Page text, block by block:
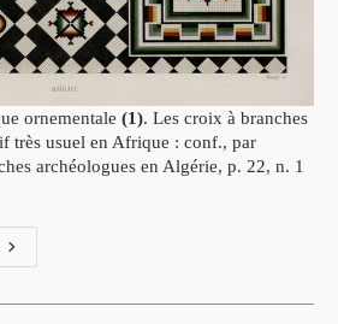
ornementale (1). Les croix à branches
très usuel en Afrique : conf., par
archéologues en Algérie, p. 22, n. 1